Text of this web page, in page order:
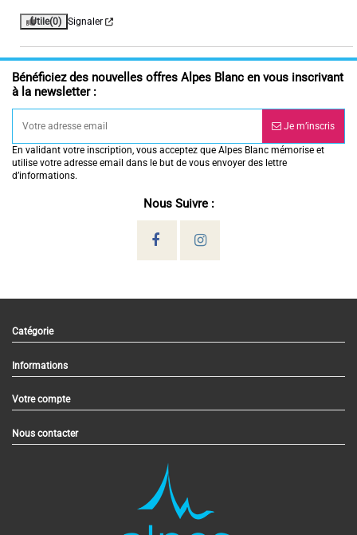
Utile(0) Signaler
Bénéficiez des nouvelles offres Alpes Blanc en vous inscrivant
à la newsletter :
Je m’inscris
En validant votre inscription, vous acceptez que Alpes Blanc mémorise et
utilise votre adresse email dans le but de vous envoyer des lettre
d’informations.
Nous Suivre :
Catégorie
Informations
Votre compte
Nous contacter